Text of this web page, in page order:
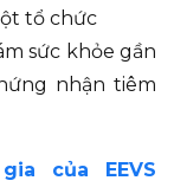
tổ chức
sức khỏe gần
nhận tiêm
của EEVS